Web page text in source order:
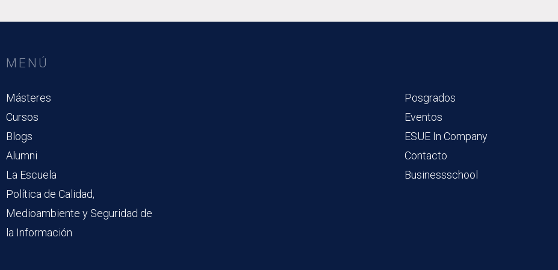
MENÚ
Másteres
Posgrados
Cursos
Eventos
Blogs
ESUE In Company
Alumni
Contacto
La Escuela
Businessschool
Política de Calidad,
Medioambiente y Seguridad de
la Información